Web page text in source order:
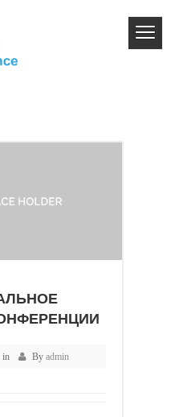
in By admin